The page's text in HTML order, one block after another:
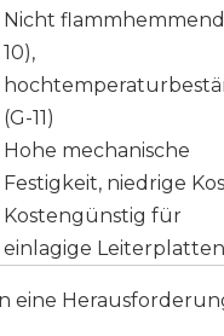
Nicht
10),
(G-11)
Hohe mechanische
Festigkeit, niedrige
Kostengünstig für
einlagige Leiterplatten
eine